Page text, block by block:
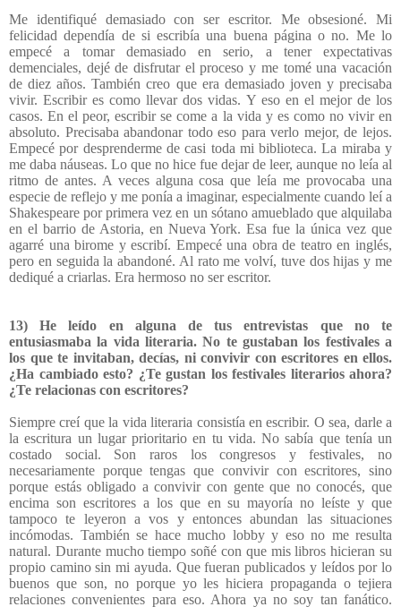
Me identifiqué demasiado con ser escritor. Me obsesioné. Mi
felicidad dependía de si escribía una buena página o no. Me lo
empecé a tomar demasiado en serio, a tener expectativas
demenciales, dejé de disfrutar el proceso y me tomé una vacación
de diez años. También creo que era demasiado joven y precisaba
vivir. Escribir es como llevar dos vidas. Y eso en el mejor de los
casos. En el peor, escribir se come a la vida y es como no vivir en
absoluto. Precisaba abandonar todo eso para verlo mejor, de lejos.
Empecé por desprenderme de casi toda mi biblioteca. La miraba y
me daba náuseas. Lo que no hice fue dejar de leer, aunque no leía al
ritmo de antes. A veces alguna cosa que leía me provocaba una
especie de reflejo y me ponía a imaginar, especialmente cuando leí a
Shakespeare por primera vez en un sótano amueblado que alquilaba
en el barrio de Astoria, en Nueva York. Esa fue la única vez que
agarré una birome y escribí. Empecé una obra de teatro en inglés,
pero en seguida la abandoné. Al rato me volví, tuve dos hijas y me
dediqué a criarlas. Era hermoso no ser escritor.
13)He leído en alguna de tus entrevistas que no te
entusiasmaba la vida literaria. No te gustaban los festivales a
los que te invitaban, decías, ni convivir con escritores en ellos.
¿Ha cambiado esto? ¿Te gustan los festivales literarios ahora?
¿Te relacionas con escritores?
Siempre creí que la vida literaria consistía en escribir. O sea, darle a
la escritura un lugar prioritario en tu vida. No sabía que tenía un
costado social. Son raros los congresos y festivales, no
necesariamente porque tengas que convivir con escritores, sino
porque estás obligado a convivir con gente que no conocés, que
encima son escritores a los que en su mayoría no leíste y que
tampoco te leyeron a vos y entonces abundan las situaciones
incómodas. También se hace mucho lobby y eso no me resulta
natural. Durante mucho tiempo soñé con que mis libros hicieran su
propio camino sin mi ayuda. Que fueran publicados y leídos por lo
buenos que son, no porque yo les hiciera propaganda o tejiera
relaciones convenientes para eso. Ahora ya no soy tan fanático.